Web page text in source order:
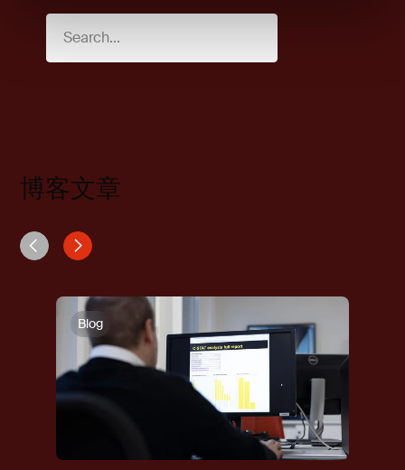
博客文章
Blog